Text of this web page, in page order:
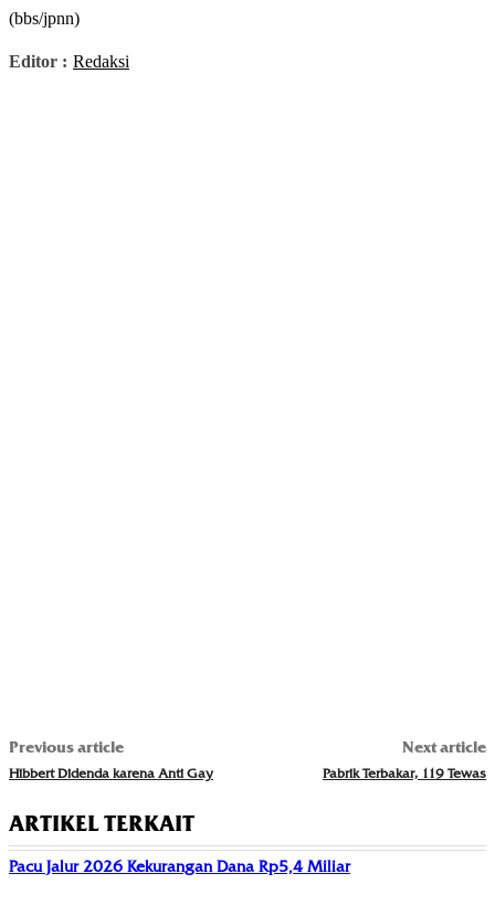
(bbs/jpnn)
Editor : Redaksi
Previous article
Hibbert Didenda karena Anti Gay
Next article
Pabrik Terbakar, 119 Tewas
ARTIKEL TERKAIT
Pacu Jalur 2026 Kekurangan Dana Rp5,4 Miliar